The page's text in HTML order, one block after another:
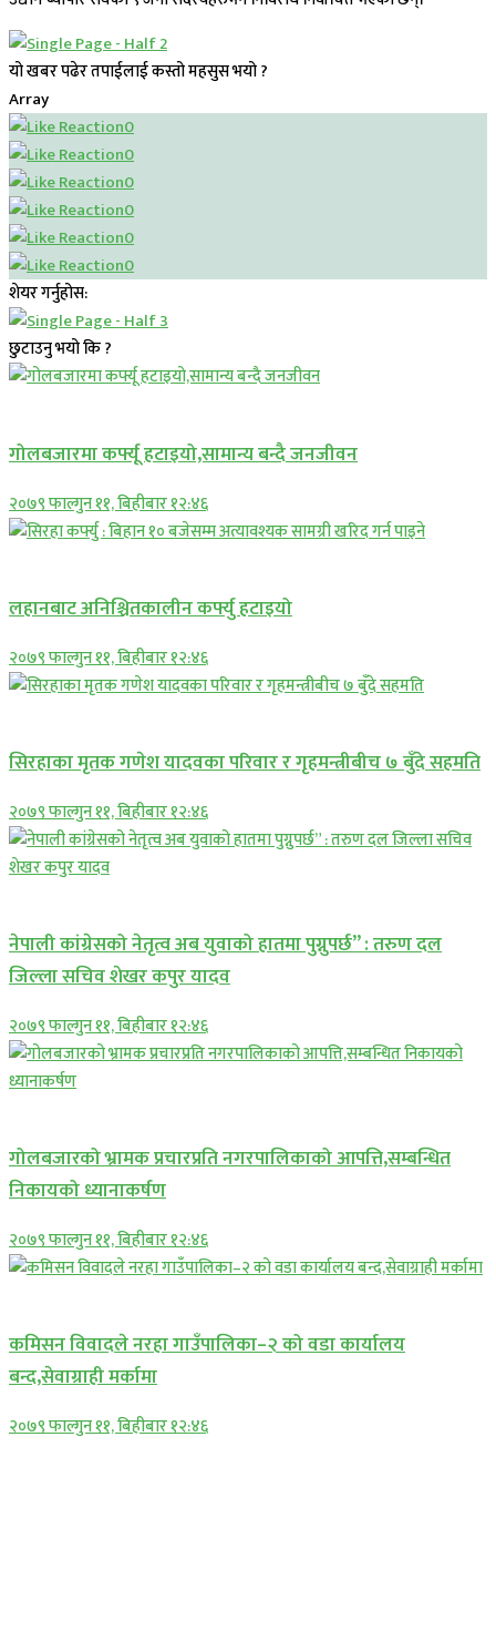
यो खबर पढेर तपाईलाई कस्तो महसुस भयो ?
Array
0
0
0
0
0
0
शेयर गर्नुहोस:
छुटाउनु भयो कि ?
गोलबजारमा कर्फ्यू हटाइयो,सामान्य बन्दै जनजीवन
२०७९ फाल्गुन ११, बिहीबार १२:४६
लहानबाट अनिश्चितकालीन कर्फ्यु हटाइयो
२०७९ फाल्गुन ११, बिहीबार १२:४६
सिरहाका मृतक गणेश यादवका परिवार र गृहमन्त्रीबीच ७ बुँदे सहमति
२०७९ फाल्गुन ११, बिहीबार १२:४६
नेपाली कांग्रेसको नेतृत्व अब युवाको हातमा पुग्नुपर्छ” : तरुण दल
जिल्ला सचिव शेखर कपुर यादव
२०७९ फाल्गुन ११, बिहीबार १२:४६
गोलबजारको भ्रामक प्रचारप्रति नगरपालिकाको आपत्ति,सम्बन्धित
निकायको ध्यानाकर्षण
२०७९ फाल्गुन ११, बिहीबार १२:४६
कमिसन विवादले नरहा गाउँपालिका–२ को वडा कार्यालय
बन्द,सेवाग्राही मर्कामा
२०७९ फाल्गुन ११, बिहीबार १२:४६